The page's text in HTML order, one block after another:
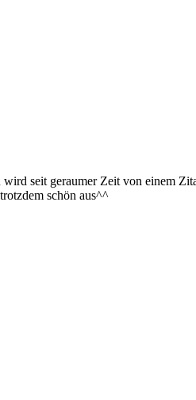
seit geraumer Zeit von einem
schön aus^^